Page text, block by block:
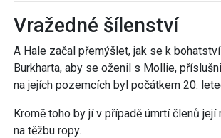
Vražedné šílenství
A Hale začal přemýšlet, jak se k
Burkharta, aby se oženil s Mollie,
na jejích pozemcích byl počátkem 20.
Kromě toho by jí v případě úmrtí členů
na těžbu ropy.